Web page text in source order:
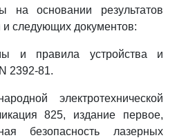
на основании результатов
следующих документов:
и правила устройства и
2392-81.
электротехнической
825, издание первое,
безопасность лазерных